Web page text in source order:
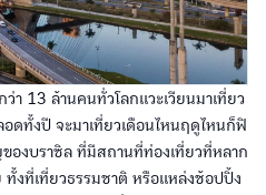
ล้านคนทั่วโลกแวะเวียนมาเที่ยว
อดทั้งปี จะมาเที่ยวเดือนไหนฤดูไหนก็ฟิ
องบราซิล ที่มีสถานที่ท่องเที่ยวที่หลาก
งที่เที่ยวธรรมชาติ หรือแหล่งช้อปปิ้ง